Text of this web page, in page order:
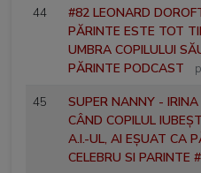
44
#82 LEONARD
PĂRINTE ESTE TOT
UMBRA COPILULUI
PĂRINTE PODCAST
45
SUPER NANNY -
CÂND COPILUL
A.I.-UL, AI EȘUAT CA
CELEBRU SI PARINTE